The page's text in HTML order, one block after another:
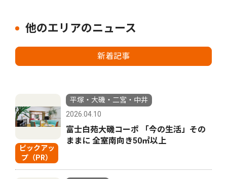
他のエリアのニュース
新着記事
ピックアッ
プ（PR）
平塚・大磯・二宮・中井
2026.04.10
富士白苑大磯コーポ 「今の生活」その
ままに 全室南向き50㎡以上